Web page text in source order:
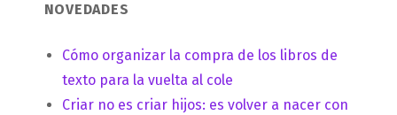
NOVEDADES
Cómo organizar la compra de los libros de
texto para la vuelta al cole
Criar no es criar hijos: es volver a nacer con